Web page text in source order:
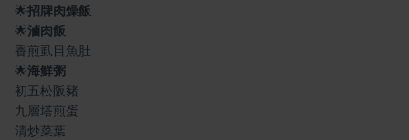
🌟招牌肉燥飯
🌟滷肉飯
香煎虱目魚肚
🌟海鮮粥
初五松阪豬
九層塔煎蛋
清炒菜葉